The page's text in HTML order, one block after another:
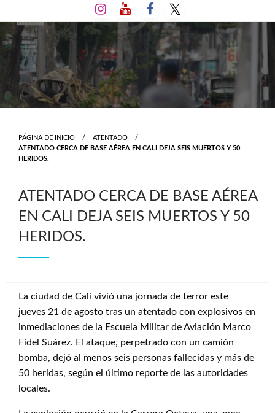
al
contenido
PÁGINA DE INICIO
ATENTADO
ATENTADO CERCA DE BASE AÉREA EN CALI DEJA SEIS MUERTOS Y 50
HERIDOS.
ATENTADO CERCA DE BASE AÉREA
EN CALI DEJA SEIS MUERTOS Y 50
HERIDOS.
La ciudad de Cali vivió una jornada de terror este
jueves 21 de agosto tras un atentado con explosivos en
inmediaciones de la Escuela Militar de Aviación Marco
Fidel Suárez. El ataque, perpetrado con un camión
bomba, dejó al menos seis personas fallecidas y más de
50 heridas, según el último reporte de las autoridades
locales.